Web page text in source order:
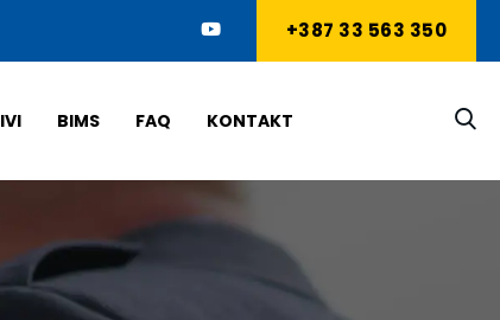
+387 33 563 350
BIMS FAQ KONTAKT